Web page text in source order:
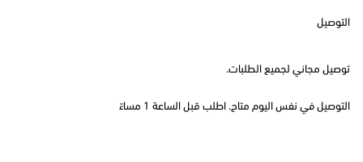
التوصيل
توصيل مجاني لجميع الطلبات.
التوصيل في نفس اليوم متاح. اطلب قبل الساعة 1 مساءً